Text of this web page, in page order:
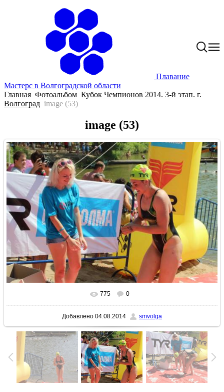
Плавание
Мастерс в Волгоградской области
Главная Фотоальбом Кубок Чемпионов 2014. 3-й этап. г.
Волгоград image (53)
image (53)
В реальном размере 1024x683
775 0
Добавлено 04.08.2014 smvolga